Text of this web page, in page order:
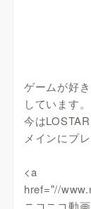
ゲームが好
しています。
今は
メインにプ
<a
href="//
ニコニコ動